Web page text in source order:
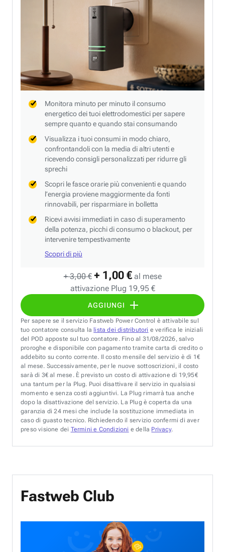
+ 3,00 € + 1,00 € al mese
attivazione Plug 19,95 €
AGGIUNGI
Monitora minuto per minuto il consumo
energetico dei tuoi elettrodomestici per sapere
sempre quanto e quando stai consumando
Visualizza i tuoi consumi in modo chiaro,
confrontandoli con la media di altri utenti e
ricevendo consigli personalizzati per ridurre gli
sprechi
Scopri le fasce orarie più convenienti e quando
l’energia proviene maggiormente da fonti
rinnovabili, per risparmiare in bolletta
Ricevi avvisi immediati in caso di superamento
della potenza, picchi di consumo o blackout, per
intervenire tempestivamente
Scopri di più
Per sapere se il servizio Fastweb Power Control è attivabile sul
tuo contatore consulta la lista dei distributori e verifica le iniziali
del POD apposte sul tuo contatore. Fino al 31/08/2026, salvo
proroghe e disponibile con pagamento tramite carta di credito o
addebito su conto corrente. Il costo mensile del servizio è di 1€
al mese. Successivamente, per le nuove sottoscrizioni, il costo
sarà di 3€ al mese. È previsto un costo di attivazione di 19,95€
una tantum per la Plug. Puoi disattivare il servizio in qualsiasi
momento e senza costi aggiuntivi. La Plug rimarrà tua anche
dopo la disattivazione del servizio. La Plug è coperta da una
garanzia di 24 mesi che include la sostituzione immediata in
caso di guasto tecnico. Richiedendo il servizio confermi di aver
preso visione dei Termini e Condizioni e della Privacy.
Fastweb Club